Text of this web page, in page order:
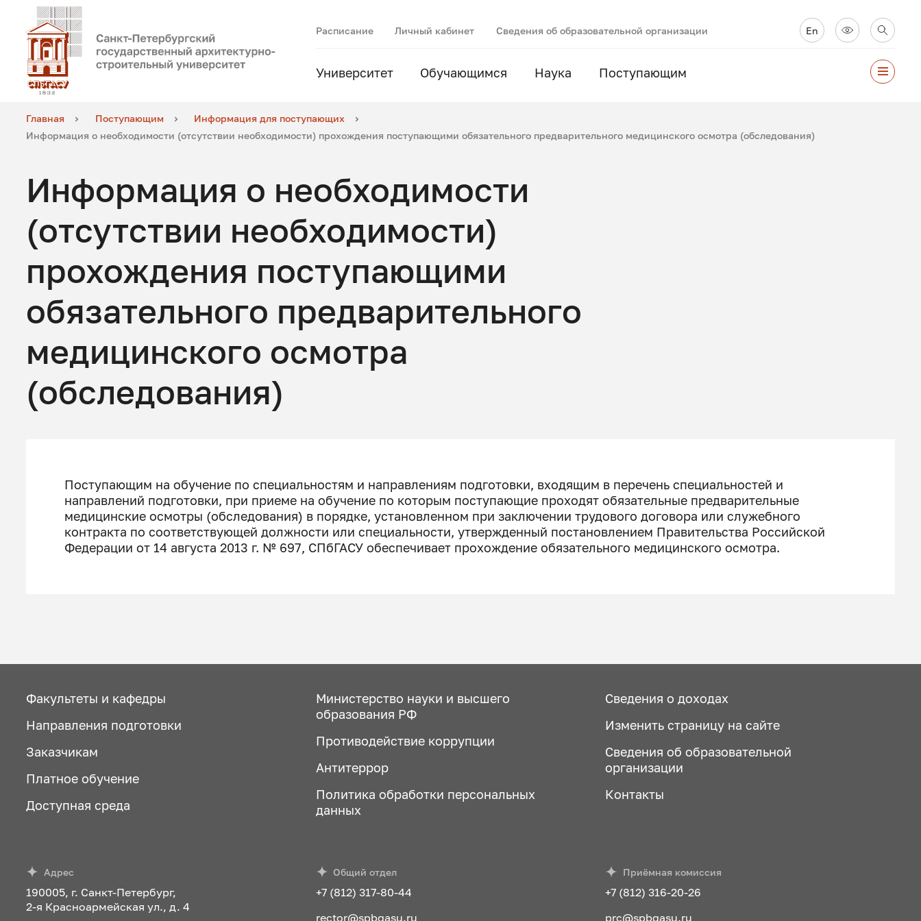
Расписание Личный кабинет Сведения об образовательной организации En
Университет Обучающимся Наука Поступающим
Главная Поступающим
Информация для поступающих
Информация о необходимости (отсутствии необходимости) прохождения поступающими обязательного предварительного медицинского осмотра (обследования)
Информация о необходимости
(отсутствии необходимости)
прохождения поступающими
обязательного предварительного
медицинского осмотра
(обследования)
Поступающим на обучение по специальностям и направлениям подготовки, входящим в перечень специальностей и
направлений подготовки, при приеме на обучение по которым поступающие проходят обязательные предварительные
медицинские осмотры (обследования) в порядке, установленном при заключении трудового договора или служебного
контракта по соответствующей должности или специальности, утвержденный постановлением Правительства Российской
Федерации от 14 августа 2013 г. № 697, СПбГАСУ обеспечивает прохождение обязательного медицинского осмотра.
Факультеты и кафедры
Направления подготовки
Заказчикам
Платное обучение
Доступная среда
Министерство науки и высшего
образования РФ
Противодействие коррупции
Антитеррор
Политика обработки персональных
данных
Сведения о доходах
Изменить страницу на сайте
Сведения об образовательной
организации
Контакты
Адрес
190005, г. Санкт-Петербург,
2-я Красноармейская ул., д. 4
Общий отдел
+7 (812) 317-80-44
rector@spbgasu.ru
Приёмная комиссия
+7 (812) 316-20-26
prc@spbgasu.ru